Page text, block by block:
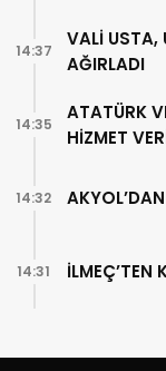
VALİ USTA,
AĞIRLADI
14:37
ATATÜRK
HİZMET
14:35
14:32
İLMEÇ’TEN
14:31